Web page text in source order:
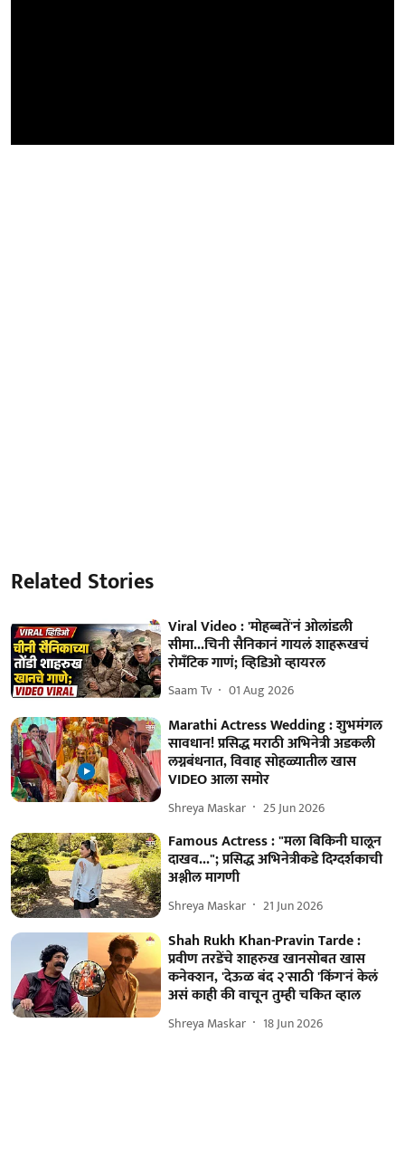
Related Stories
Viral Video : 'मोहब्बतें'नं ओलांडली
सीमा...चिनी सैनिकानं गायलं शाहरूखचं
रोमँटिक गाणं; व्हिडिओ व्हायरल
Saam Tv 01 Aug 2026
Marathi Actress Wedding : शुभमंगल
सावधान! प्रसिद्ध मराठी अभिनेत्री अडकली
लग्नबंधनात, विवाह सोहळ्यातील खास
VIDEO आला समोर
Shreya Maskar 25 Jun 2026
Famous Actress : "मला बिकिनी घालून
दाखव..."; प्रसिद्ध अभिनेत्रीकडे दिग्दर्शकाची
अश्लील मागणी
Shreya Maskar 21 Jun 2026
Shah Rukh Khan-Pravin Tarde :
प्रवीण तरडेंचे शाहरुख खानसोबत खास
कनेक्शन, 'देऊळ बंद २'साठी 'किंग'नं केलं
असं काही की वाचून तुम्ही चकित व्हाल
Shreya Maskar 18 Jun 2026